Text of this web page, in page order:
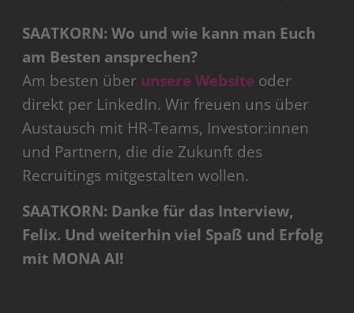
SAATKORN: Wo und wie kann man Euch
am Besten ansprechen?
Am besten über unsere Website oder
direkt per LinkedIn. Wir freuen uns über
Austausch mit HR-Teams, Investor:innen
und Partnern, die die Zukunft des
Recruitings mitgestalten wollen.
SAATKORN: Danke für das Interview,
Felix. Und weiterhin viel Spaß und Erfolg
mit MONA AI!